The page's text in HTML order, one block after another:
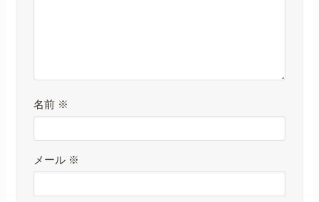
名前 ※
メール ※